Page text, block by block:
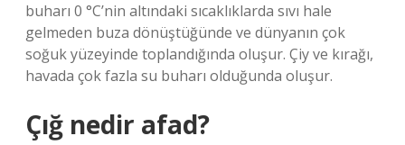
buharı 0 °C’nin altındaki sıcaklıklarda sıvı hale
gelmeden buza dönüştüğünde ve dünyanın çok
soğuk yüzeyinde toplandığında oluşur. Çiy ve kırağı,
havada çok fazla su buharı olduğunda oluşur.
Çığ nedir afad?